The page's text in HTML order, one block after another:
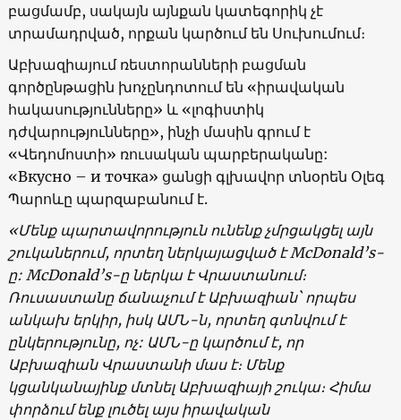
բացմամբ, սակայն այնքան կատեգորիկ չէ
տրամադրված, որքան կարծում են Սուխումում։
Աբխազիայում ռեստորանների բացման
գործընթացին խոչընդոտում են «իրավական
հակասությունները» և «լոգիստիկ
դժվարությունները», ինչի մասին գրում է
«Վեդոմոստի» ռուսական պարբերականը:
«Вкусно – и точка» ցանցի գլխավոր տնօրեն Օլեգ
Պարոևը պարզաբանում է.
«Մենք պարտավորություն ունենք չմրցակցել այն
շուկաներում, որտեղ ներկայացված է McDonald’s-
ը: McDonald’s-ը ներկա է Վրաստանում։
Ռուսաստանը ճանաչում է Աբխազիան` որպես
անկախ երկիր, իսկ ԱՄՆ-ն, որտեղ գտնվում է
ընկերությունը, ոչ: ԱՄՆ-ը կարծում է, որ
Աբխազիան Վրաստանի մաս է։ Մենք
կցանկանայինք մտնել Աբխազիայի շուկա։ Հիմա
փորձում ենք լուծել այս իրավական